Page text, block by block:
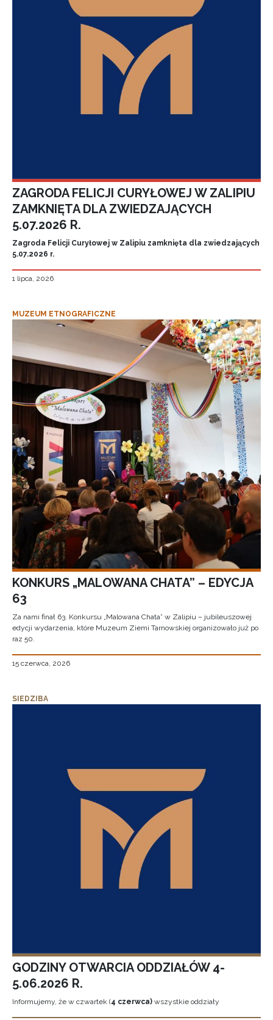
ZAGRODA FELICJI CURYŁOWEJ W ZALIPIU
ZAMKNIĘTA DLA ZWIEDZAJĄCYCH
5.07.2026 R.
Zagroda Felicji Curyłowej w Zalipiu zamknięta dla zwiedzających
5.07.2026 r.
1 lipca, 2026
MUZEUM ETNOGRAFICZNE
KONKURS „MALOWANA CHATA” – EDYCJA
63
Za nami finał 63. Konkursu „Malowana Chata” w Zalipiu – jubileuszowej
edycji wydarzenia, które Muzeum Ziemi Tarnowskiej organizowało już po
raz 50.
15 czerwca, 2026
SIEDZIBA
GODZINY OTWARCIA ODDZIAŁÓW 4-
5.06.2026 R.
Informujemy, że w czwartek (4 czerwca) wszystkie oddziały